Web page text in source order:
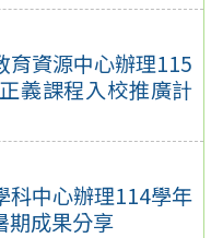
育資源中心辦理115
義課程入校推廣計
科中心辦理114學年
期成果分享